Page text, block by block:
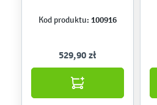
Kod produktu: 100916
529,90 zł